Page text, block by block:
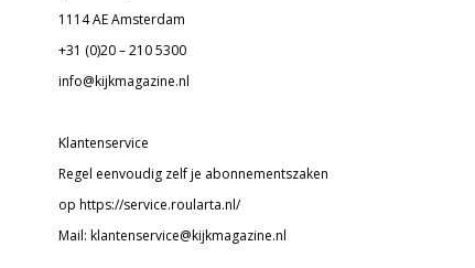
1114 AE Amsterdam
+31 (0)20 – 210 5300
info@kijkmagazine.nl
Klantenservice
Regel eenvoudig zelf je abonnementszaken
op https://service.roularta.nl/
Mail: klantenservice@kijkmagazine.nl